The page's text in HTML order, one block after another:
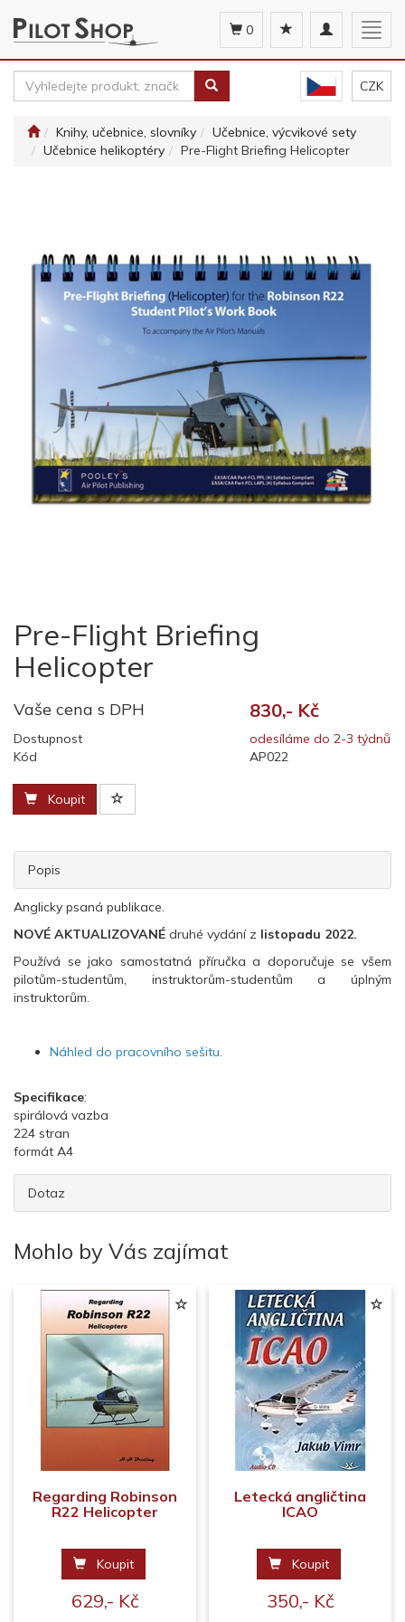
Toggle
navigation
0
CZK
Knihy, učebnice, slovníky
Učebnice, výcvikové sety
Učebnice helikoptéry
Pre-Flight Briefing Helicopter
Pre-Flight Briefing
Helicopter
Vaše cena s DPH 830,- Kč
Dostupnost
odesíláme do 2-3 týdnů
Kód
AP022
Koupit
Popis
Anglicky psaná publikace.
NOVÉ AKTUALIZOVANÉ druhé vydání z listopadu 2022.
Používá se jako samostatná příručka a doporučuje se všem
pilotům-studentům, instruktorům-studentům a úplným
instruktorům.
Náhled do pracovního sešitu.
Specifikace:
spirálová vazba
224 stran
formát A4
Dotaz
Mohlo by Vás zajímat
Regarding Robinson
R22 Helicopter
Koupit
629,- Kč
Letecká angličtina
ICAO
Koupit
350,- Kč